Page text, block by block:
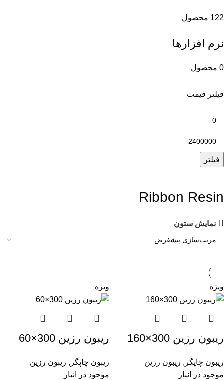
122 محصول
نرم افزارها
0 محصول
فیلتر قیمت
فیلتر
Ribbon Resin
نمایش ستون
ویژه
ریبون رزین 300×160
ریبون چاپگر , ریبون رزین
موجود در انبار
ویژه
ریبون رزین 300×60
ریبون چاپگر , ریبون رزین
موجود در انبار